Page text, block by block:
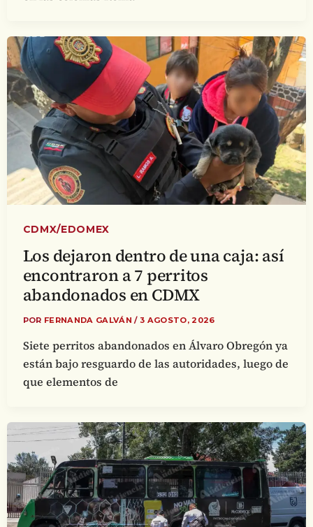
CDMX/EDOMEX
Los dejaron dentro de una caja: así
encontraron a 7 perritos
abandonados en CDMX
POR FERNANDA GALVÁN/ 3 AGOSTO, 2026
Siete perritos abandonados en Álvaro Obregón ya
están bajo resguardo de las autoridades, luego de
que elementos de